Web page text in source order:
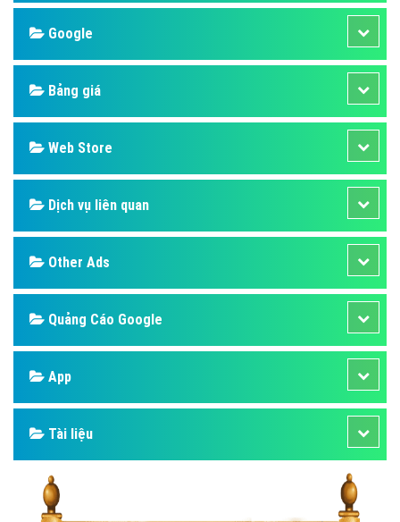
Google
Bảng giá
Web Store
Dịch vụ liên quan
Other Ads
Quảng Cáo Google
App
Tài liệu